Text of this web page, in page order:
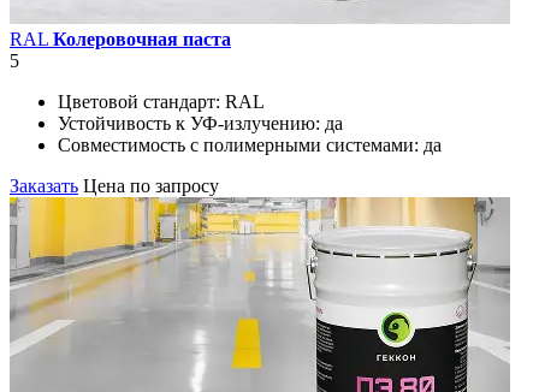
RAL Колеровочная паста
5
Цветовой стандарт: RAL
Устойчивость к УФ-излучению: да
Совместимость с полимерными системами: да
Заказать Цена по запросу